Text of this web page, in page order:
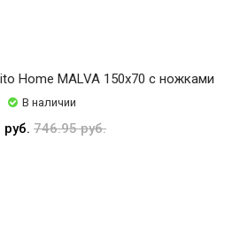
Home MALVA 150х70 с ножками
В наличии
руб. 746.95 руб.